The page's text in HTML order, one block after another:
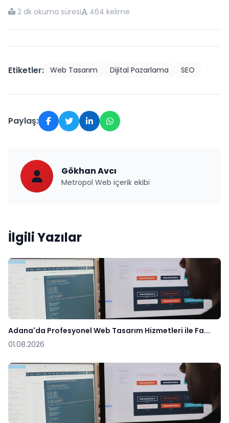
2 dk okuma süresi 464 kelime
Etiketler: Web Tasarım Dijital Pazarlama SEO
Paylaş:
Gökhan Avcı
Metropol Web içerik ekibi
İlgili Yazılar
Adana'da Profesyonel Web Tasarım Hizmetleri ile Fa...
01.08.2026